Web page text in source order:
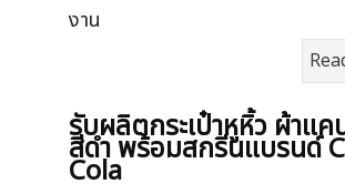
งาน
รับผลิตกระเป๋าหูหิ้ว ผ้าแค
สีดำ พร้อมสกรีนแบรนด์
Cola